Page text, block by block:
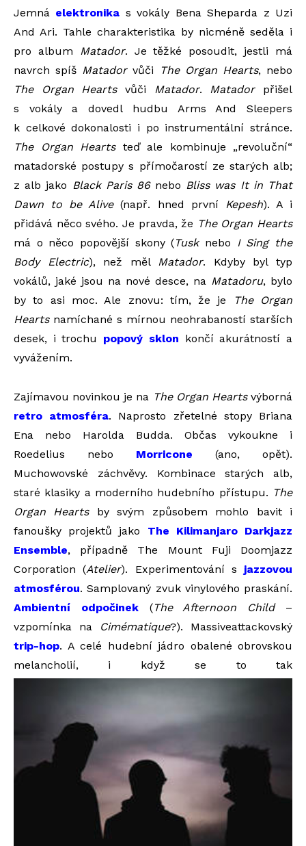
Jemná elektronika s vokály Bena Sheparda z Uzi
And Ari. Tahle charakteristika by nicméně seděla i
pro album
Matador. Je těžké posoudit, jestli má
navrch spíš Matadorvůči The Organ Hearts, nebo
The Organ Heartsvůči Matador. Matadorpřišel
s vokály a dovedl hudbu Arms And Sleepers
k celkové dokonalosti i po instrumentální stránce.
The Organ Heartsteď ale kombinuje „revoluční“
matadorské postupy s přímočarostí ze starých alb;
z alb jako Black Paris 86nebo Bliss was It in That
Dawn to be Alive(např. hned první Kepesh). A i
přidává něco svého. Je pravda, že The Organ Hearts
má o něco popovější skony (Tusknebo
I Sing the
Body Electric), než měl Matador. Kdyby byl typ
vokálů, jaké jsou na nové desce, na Matadoru, bylo
by to asi moc. Ale znovu: tím, že je
The Organ
Heartsnamíchané s mírnou neohrabaností starších
desek, i trochu popový sklon končí akurátností a
vyvážením.
Zajímavou novinkou je na The Organ Heartsvýborná
retro atmosféra. Naprosto zřetelné stopy Briana
Ena nebo Harolda Budda. Občas vykoukne i
Roedelius nebo Morricone (ano, opět).
Muchowovské záchvěvy. Kombinace starých alb,
staré klasiky a moderního hudebního přístupu. The
Organ Heartsby svým způsobem mohlo bavit i
fanoušky projektů jako The Kilimanjaro Darkjazz
Ensemble, případně The Mount Fuji Doomjazz
Corporation (Atelier). Experimentování s jazzovou
atmosférou. Samplovaný zvuk vinylového praskání.
Ambientní odpočinek(The Afternoon Child–
vzpomínka na
Cimématique?). Massiveattackovský
trip-hop. A celé hudební jádro obalené obrovskou
melancholií, i když se to tak